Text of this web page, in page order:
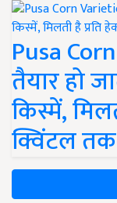
Pusa
तैयार हो
किस्में,
क्विंटल तक